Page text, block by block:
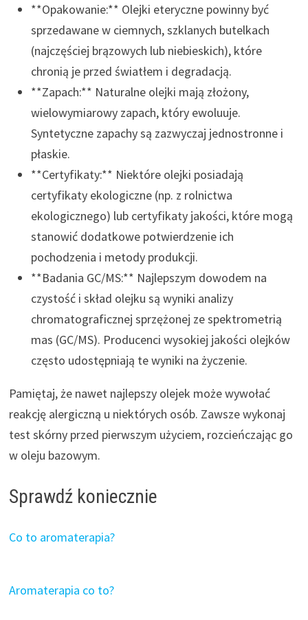
**Opakowanie:** Olejki eteryczne powinny być
sprzedawane w ciemnych, szklanych butelkach
(najczęściej brązowych lub niebieskich), które
chronią je przed światłem i degradacją.
**Zapach:** Naturalne olejki mają złożony,
wielowymiarowy zapach, który ewoluuje.
Syntetyczne zapachy są zazwyczaj jednostronne i
płaskie.
**Certyfikaty:** Niektóre olejki posiadają
certyfikaty ekologiczne (np. z rolnictwa
ekologicznego) lub certyfikaty jakości, które mogą
stanowić dodatkowe potwierdzenie ich
pochodzenia i metody produkcji.
**Badania GC/MS:** Najlepszym dowodem na
czystość i skład olejku są wyniki analizy
chromatograficznej sprzężonej ze spektrometrią
mas (GC/MS). Producenci wysokiej jakości olejków
często udostępniają te wyniki na życzenie.
Pamiętaj, że nawet najlepszy olejek może wywołać
reakcję alergiczną u niektórych osób. Zawsze wykonaj
test skórny przed pierwszym użyciem, rozcieńczając go
w oleju bazowym.
Sprawdź koniecznie
Co to aromaterapia?
Aromaterapia co to?